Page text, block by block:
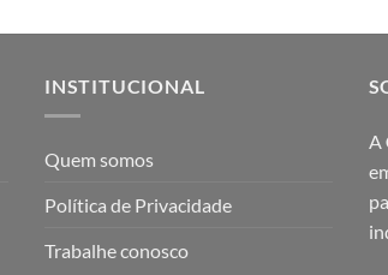
INSTITUCIONAL
Quem somos
Política de Privacidade
Trabalhe conosco
A